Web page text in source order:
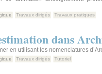
Travaux dirigés Travaux pratiques
dans
en utilisant les nomenclatures
Travaux dirigés Tutoriel